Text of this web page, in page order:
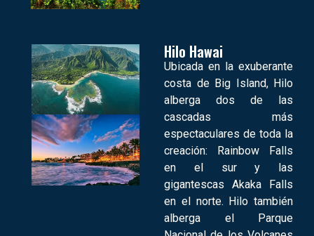
Hilo Hawai
Ubicada en la exuberante
costa de Big Island, Hilo
alberga dos de las
cascadas más
espectaculares de toda la
creación: Rainbow Falls
en el sur y las
gigantescas Akaka Falls
en el norte. Hilo también
alberga el Parque